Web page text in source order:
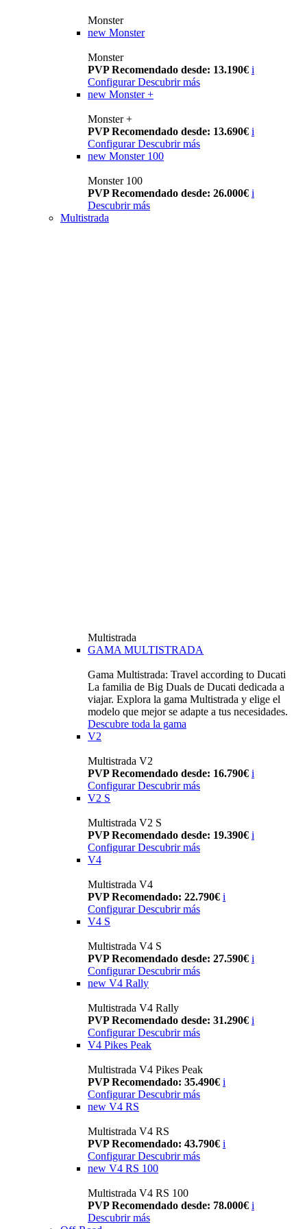
Monster
new Monster
Monster
PVP Recomendado desde: 13.190€ i
Configurar Descubrir más
new Monster +
Monster +
PVP Recomendado desde: 13.690€ i
Configurar Descubrir más
new Monster 100
Monster 100
PVP Recomendado desde: 26.000€ i
Descubrir más
Multistrada
Multistrada
GAMA MULTISTRADA
Gama Multistrada: Travel according to Ducati
La familia de Big Duals de Ducati dedicada a
viajar. Explora la gama Multistrada y elige el
modelo que mejor se adapte a tus necesidades.
Descubre toda la gama
V2
Multistrada V2
PVP Recomendado desde: 16.790€ i
Configurar Descubrir más
V2 S
Multistrada V2 S
PVP Recomendado desde: 19.390€ i
Configurar Descubrir más
V4
Multistrada V4
PVP Recomendado: 22.790€ i
Configurar Descubrir más
V4 S
Multistrada V4 S
PVP Recomendado desde: 27.590€ i
Configurar Descubrir más
new V4 Rally
Multistrada V4 Rally
PVP Recomendado desde: 31.290€ i
Configurar Descubrir más
V4 Pikes Peak
Multistrada V4 Pikes Peak
PVP Recomendado: 35.490€ i
Configurar Descubrir más
new V4 RS
Multistrada V4 RS
PVP Recomendado: 43.790€ i
ConfigurarDescubrir más
new V4 RS 100
Multistrada V4 RS 100
PVP Recomendado desde: 78.000€ i
Descubrir más